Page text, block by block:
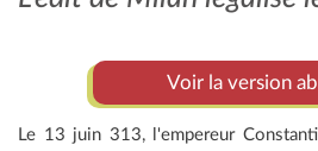
Voir la version
Le 13 juin 313, l'empereur